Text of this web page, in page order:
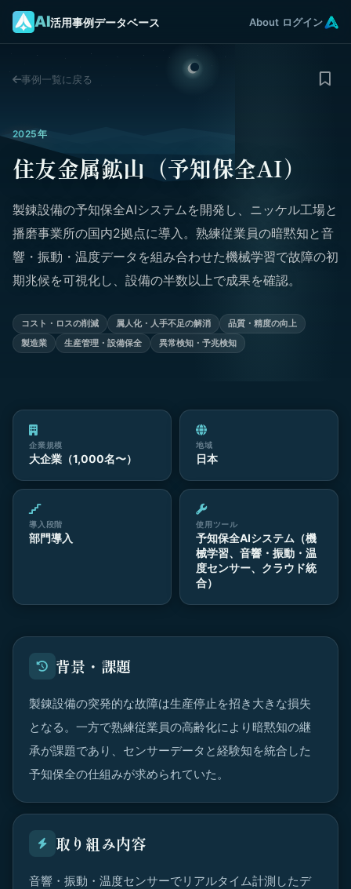
AI活用事例データベース About ログイン
事例一覧に戻る
2025年
住友金属鉱山（予知保全AI）
製錬設備の予知保全AIシステムを開発し、ニッケル工場と
播磨事業所の国内2拠点に導入。熟練従業員の暗黙知と音
響・振動・温度データを組み合わせた機械学習で故障の初
期兆候を可視化し、設備の半数以上で成果を確認。
コスト・ロスの削減 属人化・人手不足の解消
品質・精度の向上
製造業
生産管理・設備保全 異常検知・予兆検知
企業規模
大企業（1,000名〜）
地域
日本
導入段階
部門導入
使用ツール
予知保全AIシステム（機
械学習、音響・振動・温
度センサー、クラウド統
合）
背景・課題
製錬設備の突発的な故障は生産停止を招き大きな損失
となる。一方で熟練従業員の高齢化により暗黙知の継
承が課題であり、センサーデータと経験知を統合した
予知保全の仕組みが求められていた。
取り組み内容
音響・振動・温度センサーでリアルタイム計測したデ